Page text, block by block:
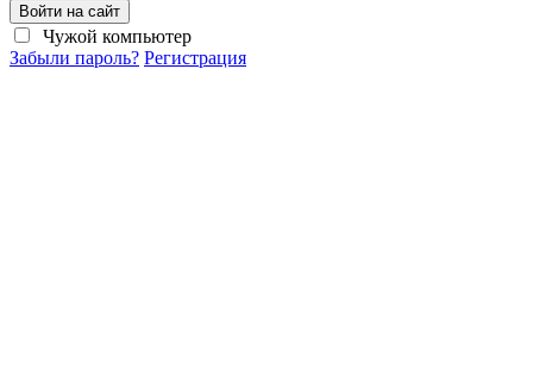
Войти на сайт
Чужой компьютер
Забыли пароль? Регистрация